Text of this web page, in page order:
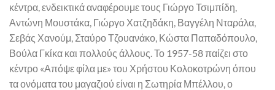
κέντρα, ενδεικτικά αναφέρουμε τους Γιώργο Τσιμπίδη,
Αντώνη Μουστάκα, Γιώργο Χατζηδάκη, Βαγγέλη Νταράλα,
Σεβάς Χανούμ, Σταύρο Τζουανάκο, Κώστα Παπαδόπουλο,
Βούλα Γκίκα και πολλούς άλλους. Το 1957-58 παίζει στο
κέντρο «Απόψε φίλα με» του Χρήστου Κολοκοτρώνη όπου
τα ονόματα του μαγαζιού είναι η Σωτηρία Μπέλλου, ο